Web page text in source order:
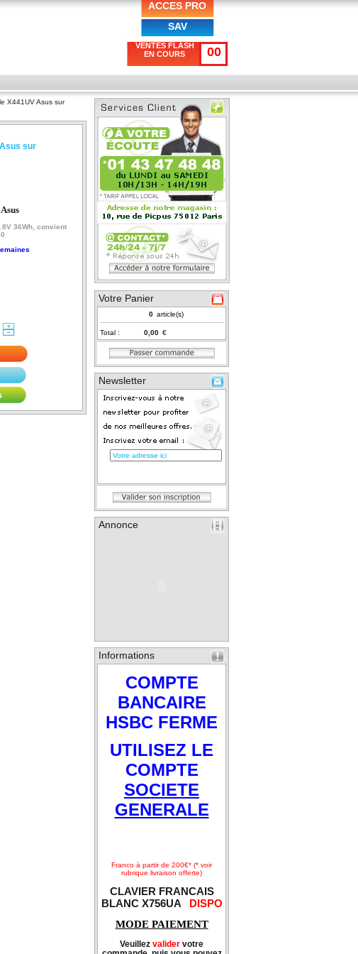
ACCES PRO
SAV
VENTES FLASH
EN COURS
00
X441UV Asus sur
sur
36Wh, convient
Votre Panier
article(s)
Total : €
Newsletter
Annonce
Informations
COMPTE
BANCAIRE
HSBC FERME
UTILISEZ LE
COMPTE
SOCIETE
GENERALE
Franco à partir de 200€* (* voir
rubrique livraison offerte)
CLAVIER FRANCAIS
BLANC X756UA DISPO
MODE PAIEMENT
Veuillez valider votre